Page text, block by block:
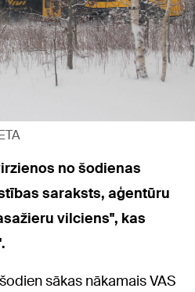
no šodienas
saraksts, aģentūru
vilciens", kas
sākas nākamais VAS